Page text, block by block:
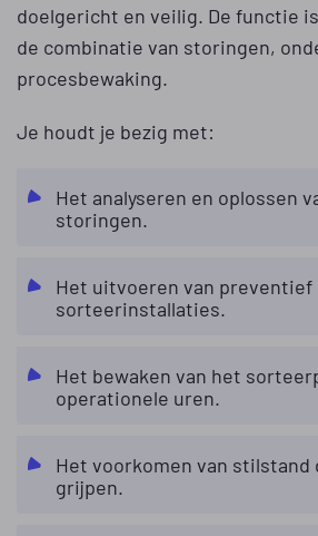
doelgericht en veilig. De functie
de combinatie van storingen,
procesbewaking.
Je houdt je bezig met:
Het analyseren en oplossen
storingen.
Het uitvoeren van preventief
sorteerinstallaties.
Het bewaken van het
operationele uren.
Het voorkomen van
grijpen.